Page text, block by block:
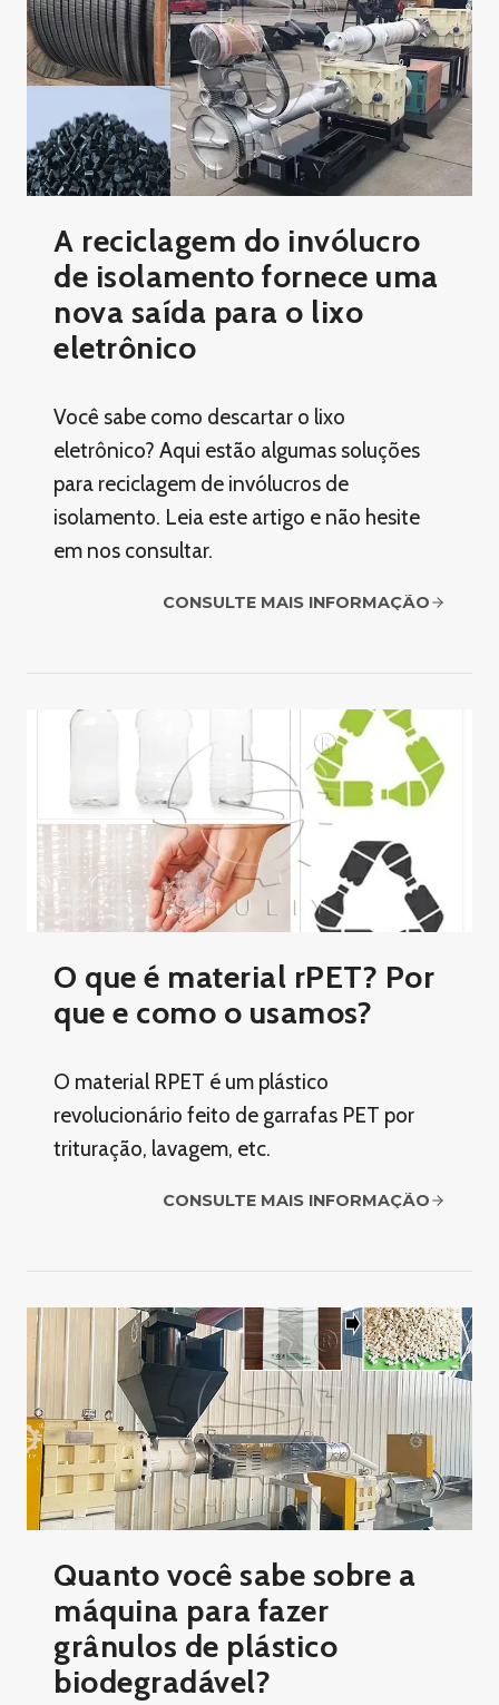
A reciclagem do invólucro
de isolamento fornece uma
nova saída para o lixo
eletrônico
Você sabe como descartar o lixo
eletrônico? Aqui estão algumas soluções
para reciclagem de invólucros de
isolamento. Leia este artigo e não hesite
em nos consultar.
CONSULTE MAIS INFORMAÇÃO
O que é material rPET? Por
que e como o usamos?
O material RPET é um plástico
revolucionário feito de garrafas PET por
trituração, lavagem, etc.
CONSULTE MAIS INFORMAÇÃO
Quanto você sabe sobre a
máquina para fazer
grânulos de plástico
biodegradável?